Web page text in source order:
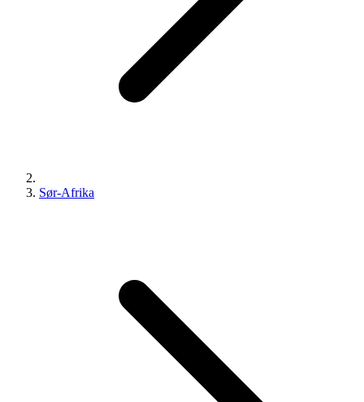
Sør-Afrika